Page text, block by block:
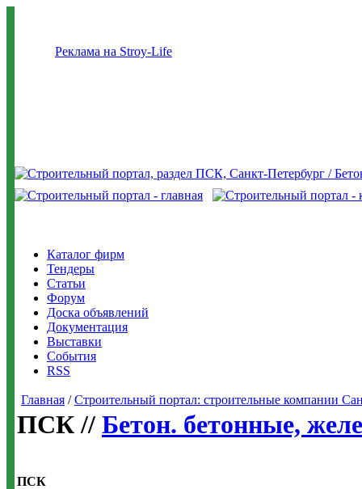
Реклама на Stroy-Life
Каталог фирм
Тендеры
Статьи
Форум
Доска объявлений
Документация
Выставки
События
RSS
Главная /Строительный портал: строительные компании
ПСК // Бетон. бетонные,
ПСК